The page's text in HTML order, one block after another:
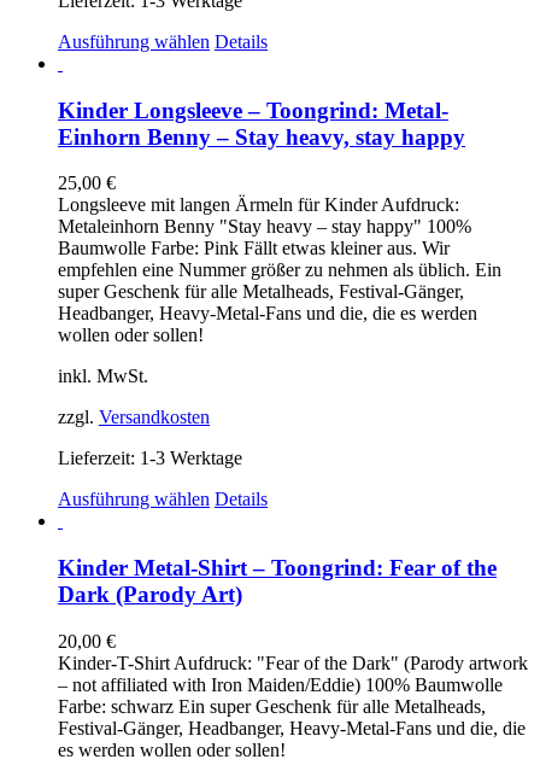
Ausführung wählen Dieses
mehrere
Varianten
auf.
Optionen
können
auf
der
Produktseite
gewählt
werden
Details
Kinder Longsleeve – Toongrind: Metal-
Einhorn Benny – Stay heavy, stay happy
25,00 €
Longsleeve mit langen Ärmeln für Kinder Aufdruck:
Metaleinhorn Benny "Stay heavy – stay happy" 100%
Baumwolle Farbe: Pink Fällt etwas kleiner aus. Wir
empfehlen eine Nummer größer zu nehmen als üblich. Ein
super Geschenk für alle Metalheads, Festival-Gänger,
Headbanger, Heavy-Metal-Fans und die, die es werden
wollen oder sollen!
inkl. MwSt.
zzgl. Versandkosten
Lieferzeit: 1-3 Werktage
Ausführung wählen Dieses
mehrere
Varianten
auf.
können
auf
der
Produktseite
gewählt
Details
Kinder Metal-Shirt – Toongrind: Fear of the
Dark (Parody Art)
20,00 €
Kinder-T-Shirt Aufdruck: "Fear of the Dark" (Parody artwork
– not affiliated with Iron Maiden/Eddie) 100% Baumwolle
Farbe: schwarz Ein super Geschenk für alle Metalheads,
Festival-Gänger, Headbanger, Heavy-Metal-Fans und die, die
es werden wollen oder sollen!